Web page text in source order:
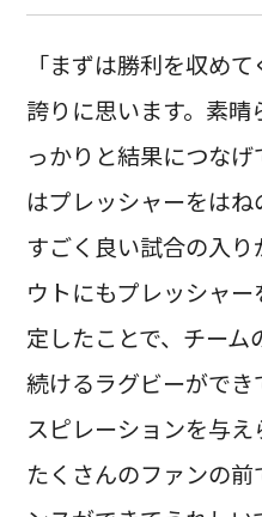
「まずは勝利を収め
誇りに思います。素
っかりと結果につな
はプレッシャーをは
すごく良い試合の入
ウトにもプレッシャ
定したことで、チーム
続けるラグビーがで
スピレーションを与え
たくさんのファンの